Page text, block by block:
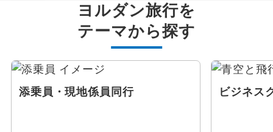
ヨルダン旅行を
テーマから探す
添乗員・現地係員同行 ビジネス